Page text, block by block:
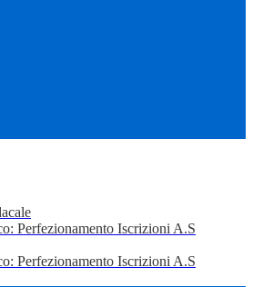
Perfezionamento Iscrizioni A.S
Perfezionamento Iscrizioni A.S